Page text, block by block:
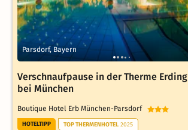
Parsdorf, Bayern
Verschnaufpause in der Therme Erding
bei München
Boutique Hotel Erb München-Parsdorf
HOTELTIPP TOP THERMENHOTEL 2025